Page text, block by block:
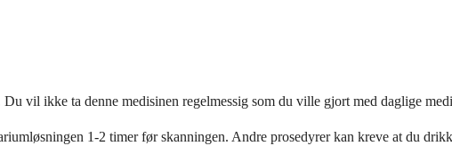
vil ikke ta denne medisinen regelmessig som du ville gjort med daglige
1-2 timer før skanningen. Andre prosedyrer kan kreve at du